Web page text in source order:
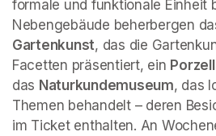
formale und funktionale Einheit
Nebengebäude beherbergen
Gartenkunst, das die
Facetten präsentiert, ein
das Naturkundemuseum, das
Themen behandelt – deren
im Ticket enthalten. An